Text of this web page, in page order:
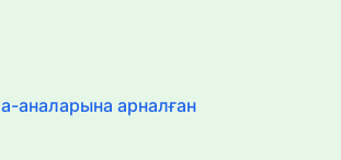
аналарына арналған